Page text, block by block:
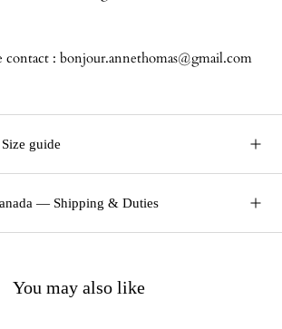
contact : bonjour.annethomas@gmail.com
guide
— Shipping & Duties
You may also like